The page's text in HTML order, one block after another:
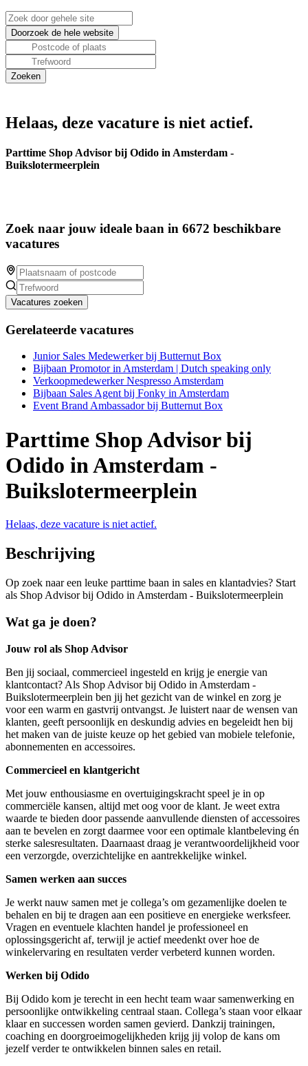
Helaas, deze vacature is niet actief.
Parttime Shop Advisor bij Odido in Amsterdam -
Buikslotermeerplein
Zoek naar jouw ideale baan in 6672 beschikbare
vacatures
Vacatures zoeken
Gerelateerde vacatures
Junior Sales Medewerker bij Butternut Box
Bijbaan Promotor in Amsterdam | Dutch speaking only
Verkoopmedewerker Nespresso Amsterdam
Bijbaan Sales Agent bij Fonky in Amsterdam
Event Brand Ambassador bij Butternut Box
Parttime Shop Advisor bij
Odido in Amsterdam -
Buikslotermeerplein
Helaas, deze vacature is niet actief.
Beschrijving
Op zoek naar een leuke parttime baan in sales en klantadvies? Start
als Shop Advisor bij Odido in Amsterdam - Buikslotermeerplein
Wat ga je doen?
Jouw rol als Shop Advisor
Ben jij sociaal, commercieel ingesteld en krijg je energie van
klantcontact? Als Shop Advisor bij Odido in Amsterdam -
Buikslotermeerplein ben jij het gezicht van de winkel en zorg je
voor een warm en gastvrij ontvangst. Je luistert naar de wensen van
klanten, geeft persoonlijk en deskundig advies en begeleidt hen bij
het maken van de juiste keuze op het gebied van mobiele telefonie,
abonnementen en accessoires.
Commercieel en klantgericht
Met jouw enthousiasme en overtuigingskracht speel je in op
commerciële kansen, altijd met oog voor de klant. Je weet extra
waarde te bieden door passende aanvullende diensten of accessoires
aan te bevelen en zorgt daarmee voor een optimale klantbeleving én
sterke salesresultaten. Daarnaast draag je verantwoordelijkheid voor
een verzorgde, overzichtelijke en aantrekkelijke winkel.
Samen werken aan succes
Je werkt nauw samen met je collega’s om gezamenlijke doelen te
behalen en bij te dragen aan een positieve en energieke werksfeer.
Vragen en eventuele klachten handel je professioneel en
oplossingsgericht af, terwijl je actief meedenkt over hoe de
winkelervaring en resultaten verder verbeterd kunnen worden.
Werken bij Odido
Bij Odido kom je terecht in een hecht team waar samenwerking en
persoonlijke ontwikkeling centraal staan. Collega’s staan voor elkaar
klaar en successen worden samen gevierd. Dankzij trainingen,
coaching en doorgroeimogelijkheden krijg jij volop de kans om
jezelf verder te ontwikkelen binnen sales en retail.